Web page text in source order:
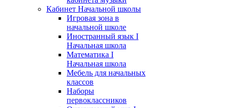
Кабинет Начальной школы
Игровая зона в
начальной школе
Иностранный язык I
Начальная школа
Математика I
Начальная школа
Мебель для начальных
классов
Наборы
первоклассников